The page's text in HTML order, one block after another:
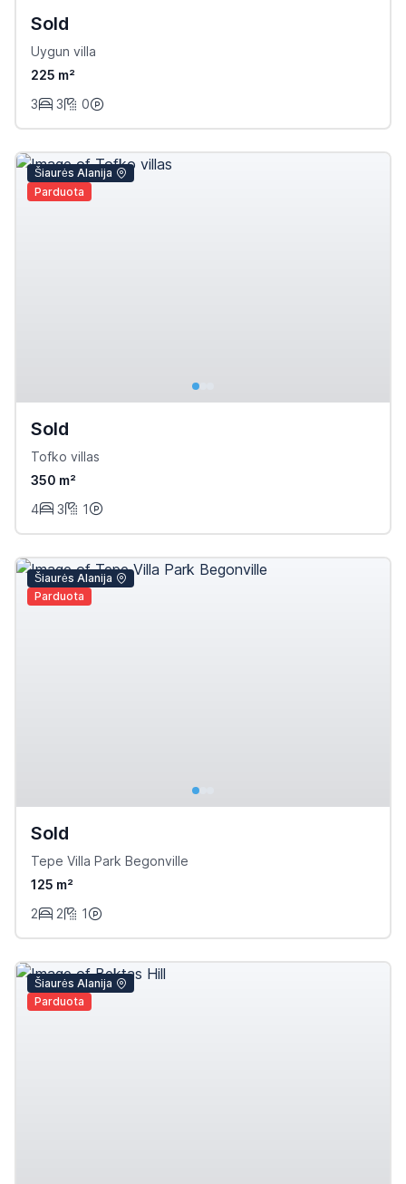
Sold
Uygun villa
225 m²
3
3 0
Šiaurės Alanija
Parduota
Sold
Tofko villas
350 m²
4
3 1
Šiaurės Alanija
Parduota
Sold
Tepe Villa Park Begonville
125 m²
2
2 1
Šiaurės Alanija
Parduota